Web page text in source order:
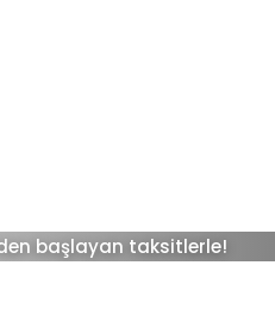
başlayan taksitlerle!